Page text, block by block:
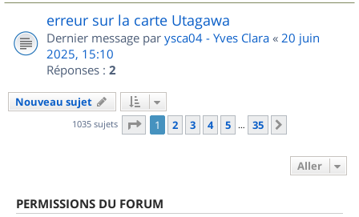
erreur sur la carte Utagawa
Dernier message par ysca04 - Yves Clara « 20 juin
2025, 15:10
Réponses : 2
Nouveau sujet
1035 sujets Page 1sur
1 2 3 4 5 … 35
Aller
PERMISSIONS DU FORUM